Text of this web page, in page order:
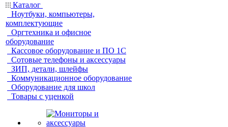
Каталог
Ноутбуки, компьютеры,
комплектующие
Оргтехника и офисное
оборудование
Кассовое оборудование и ПО 1С
Сотовые телефоны и аксессуары
ЗИП, детали, шлейфы
Коммуникационное оборудование
Оборудование для школ
Товары с уценкой